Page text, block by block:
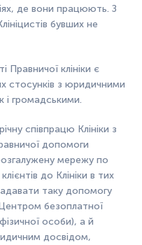
де вони працюють. З
бувших не
клініки є
стосунків з юридичними
і громадськими.
співпрацю Клініки з
допомоги
мережу по
до Клініки в тих
таку допомогу
безоплатної
особи), а й
досвідом,